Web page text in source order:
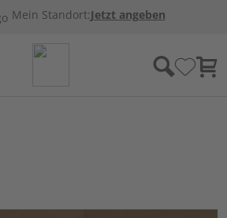
Mein Standort:Jetzt angeben